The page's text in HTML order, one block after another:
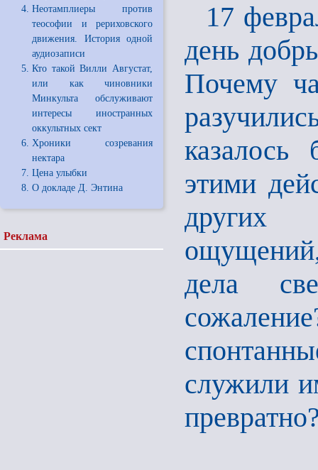
Неотамплиеры против
теософии и рериховского
движения. История одной
аудиозаписи
Кто такой Вилли Августат,
или как чиновники
Минкульта обслуживают
интересы иностранных
оккультных сект
Хроники созревания
нектара
Цена улыбки
О докладе Д. Энтина
Реклама
17
день
Почему
казалось
этими
других
дела
служили